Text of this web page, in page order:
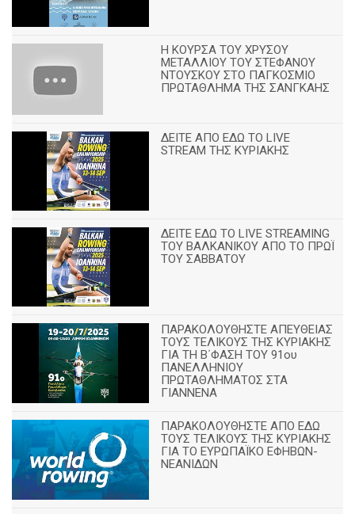
Η ΚΟΥΡΣΑ ΤΟΥ ΧΡΥΣΟΥ
ΜΕΤΑΛΛΙΟΥ ΤΟΥ ΣΤΕΦΑΝΟΥ
ΝΤΟΥΣΚΟΥ ΣΤΟ ΠΑΓΚΟΣΜΙΟ
ΠΡΩΤΑΘΛΗΜΑ ΤΗΣ ΣΑΝΓΚΑΗΣ
ΔΕΙΤΕ ΑΠΟ ΕΔΩ ΤΟ LIVE
STREAM ΤΗΣ ΚΥΡΙΑΚΗΣ
ΔΕΙΤΕ ΕΔΩ ΤΟ LIVE STREAMING
TOY ΒΑΛΚΑΝΙΚΟΥ ΑΠΟ ΤΟ ΠΡΩΪ
ΤΟΥ ΣΑΒΒΑΤΟΥ
ΠΑΡΑΚΟΛΟΥΘΗΣΤΕ ΑΠΕΥΘΕΙΑΣ
ΤΟΥΣ ΤΕΛΙΚΟΥΣ ΤΗΣ ΚΥΡΙΑΚΗΣ
ΓΙΑ ΤΗ Β΄ΦΑΣΗ ΤΟΥ 91ου
ΠΑΝΕΛΛΗΝΙΟΥ
ΠΡΩΤΑΘΛΗΜΑΤΟΣ ΣΤΑ
ΓΙΑΝΝΕΝΑ
ΠΑΡΑΚΟΛΟΥΘΗΣΤΕ ΑΠΟ ΕΔΩ
ΤΟΥΣ ΤΕΛΙΚΟΥΣ ΤΗΣ ΚΥΡΙΑΚΗΣ
ΓΙΑ ΤΟ ΕΥΡΩΠΑΪΚΟ ΕΦΗΒΩΝ-
ΝΕΑΝΙΔΩΝ